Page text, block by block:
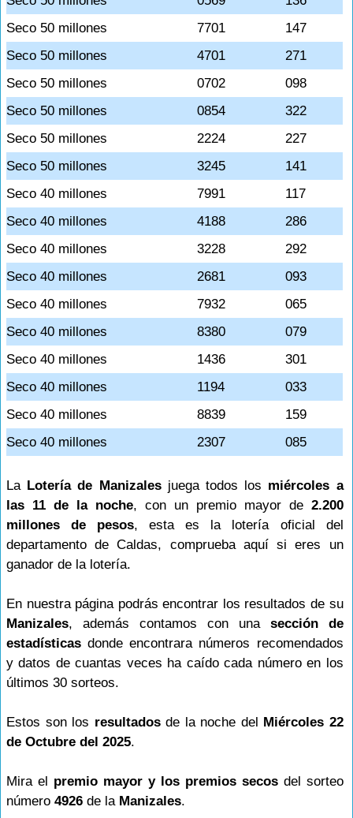
Seco 50 millones
7701
147
Seco 50 millones
4701
271
Seco 50 millones
0702
098
Seco 50 millones
0854
322
Seco 50 millones
2224
227
Seco 50 millones
3245
141
Seco 40 millones
7991
117
Seco 40 millones
4188
286
Seco 40 millones
3228
292
Seco 40 millones
2681
093
Seco 40 millones
7932
065
Seco 40 millones
8380
079
Seco 40 millones
1436
301
Seco 40 millones
1194
033
Seco 40 millones
8839
159
Seco 40 millones
2307 085
La Lotería de Manizalesjuega todos los miércoles a
las 11 de la noche, con un premio mayor de 2.200
millones de pesos, esta es la lotería oficial del
departamento de Caldas, comprueba aquí si eres un
ganador de la lotería.
En nuestra página podrás encontrar los resultados de su
Manizales, además contamos con una sección de
estadísticas donde encontrara números recomendados
y datos de cuantas veces ha caído cada número en los
últimos 30 sorteos.
Estos son los resultadosde la noche del Miércoles 22
de Octubre del 2025.
Mira el premio mayor y los premios secosdel sorteo
número 4926 de la Manizales.